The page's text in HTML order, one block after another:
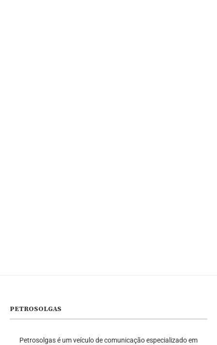
PETROSOLGAS
Petrosolgas é um veículo de comunicação especializado em